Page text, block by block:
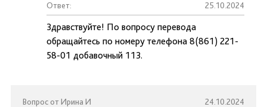
Ответ: 25.10.2024
Здравствуйте! По вопросу перевода
обращайтесь по номеру телефона 8(861) 221-
58-01 добавочный 113.
Вопрос от Ирина И 24.10.2024